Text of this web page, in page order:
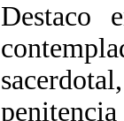
Destaco